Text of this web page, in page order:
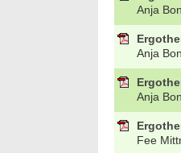
Anja
Anja
Anja
Fee